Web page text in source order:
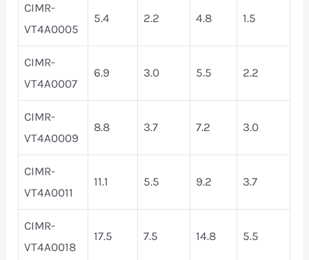
CIMR-
VT4A0005
5.4 2.2 4.8 1.5
CIMR-
VT4A0007
6.9 3.0 5.5 2.2
CIMR-
VT4A0009
8.8 3.7 7.2 3.0
CIMR-
VT4A0011
11.1 5.5 9.2 3.7
CIMR-
VT4A0018
17.5 7.5 14.8 5.5